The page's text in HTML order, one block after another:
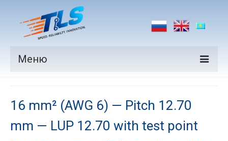
Меню
Производители
Рынки
16 mm² (AWG 6) — Pitch 12.70
mm — LUP 12.70 with test point